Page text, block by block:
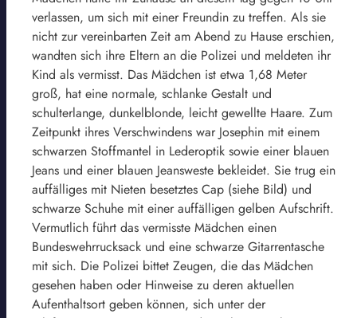
verlassen, um sich mit einer Freundin zu treffen. Als sie
nicht zur vereinbarten Zeit am Abend zu Hause erschien,
wandten sich ihre Eltern an die Polizei und meldeten ihr
Kind als vermisst. Das Mädchen ist etwa 1,68 Meter
groß, hat eine normale, schlanke Gestalt und
schulterlange, dunkelblonde, leicht gewellte Haare. Zum
Zeitpunkt ihres Verschwindens war Josephin mit einem
schwarzen Stoffmantel in Lederoptik sowie einer blauen
Jeans und einer blauen Jeansweste bekleidet. Sie trug ein
auffälliges mit Nieten besetztes Cap (siehe Bild) und
schwarze Schuhe mit einer auffälligen gelben Aufschrift.
Vermutlich führt das vermisste Mädchen einen
Bundeswehrrucksack und eine schwarze Gitarrentasche
mit sich. Die Polizei bittet Zeugen, die das Mädchen
gesehen haben oder Hinweise zu deren aktuellen
Aufenthaltsort geben können, sich unter der